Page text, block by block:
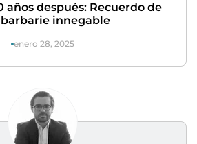
años después: Recuerdo de
innegable
enero 28, 2025